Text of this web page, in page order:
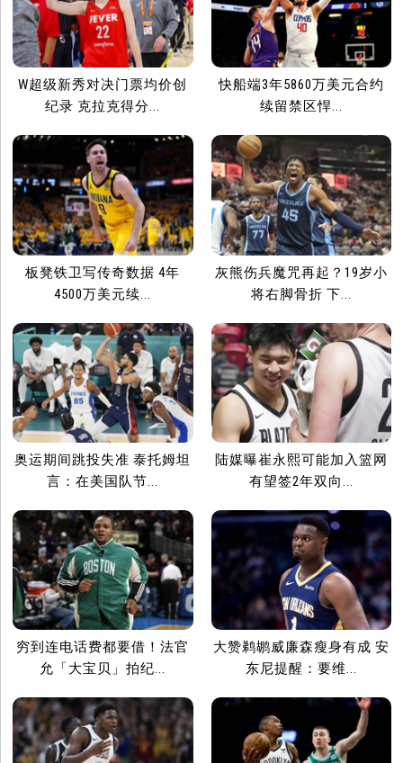
W超级新秀对决门票均价创
纪录 克拉克得分...
快船端3年5860万美元合约
续留禁区悍...
板凳铁卫写传奇数据 4年
4500万美元续...
灰熊伤兵魔咒再起？19岁小
将右脚骨折 下...
奥运期间跳投失准 泰托姆坦
言：在美国队节...
陆媒曝崔永熙可能加入篮网
有望签2年双向...
穷到连电话费都要借！法官
允「大宝贝」拍纪...
大赞鹈鹕威廉森瘦身有成 安
东尼提醒：要维...